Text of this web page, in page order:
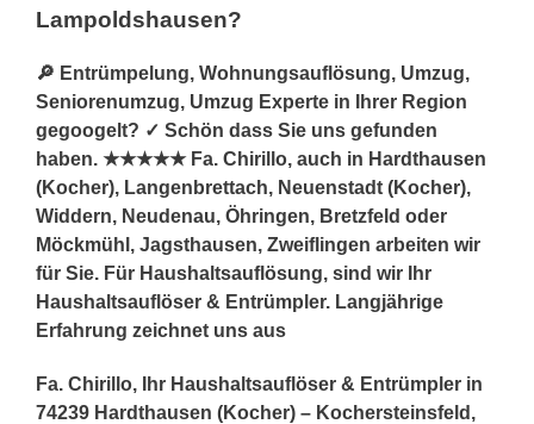
Lampoldshausen?
🔎 Entrümpelung, Wohnungsauflösung, Umzug,
Seniorenumzug, Umzug Experte in Ihrer Region
gegoogelt? ✓ Schön dass Sie uns gefunden
haben. ★★★★★ Fa. Chirillo, auch in Hardthausen
(Kocher), Langenbrettach, Neuenstadt (Kocher),
Widdern, Neudenau, Öhringen, Bretzfeld oder
Möckmühl, Jagsthausen, Zweiflingen arbeiten wir
für Sie. Für Haushaltsauflösung, sind wir Ihr
Haushaltsauflöser & Entrümpler. Langjährige
Erfahrung zeichnet uns aus
Fa. Chirillo, Ihr Haushaltsauflöser & Entrümpler in
74239 Hardthausen (Kocher) – Kochersteinsfeld,